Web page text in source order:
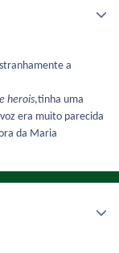
a
herois,tinha uma
era muito parecida
da Maria